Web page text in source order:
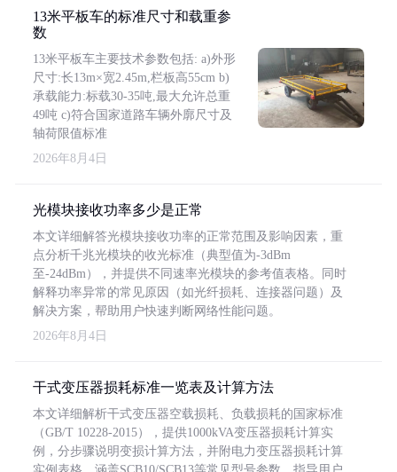
13米平板车的标准尺寸和载重参
数
13米平板车主要技术参数包括: a)外形
尺寸:长13m×宽2.45m,栏板高55cm b)
承载能力:标载30-35吨,最大允许总重
49吨 c)符合国家道路车辆外廓尺寸及
轴荷限值标准
2026年8月4日
光模块接收功率多少是正常
本文详细解答光模块接收功率的正常范围及影响因素，重
点分析千兆光模块的收光标准（典型值为-3dBm
至-24dBm），并提供不同速率光模块的参考值表格。同时
解释功率异常的常见原因（如光纤损耗、连接器问题）及
解决方案，帮助用户快速判断网络性能问题。
2026年8月4日
干式变压器损耗标准一览表及计算方法
本文详细解析干式变压器空载损耗、负载损耗的国家标准
（GB/T 10228-2015），提供1000kVA变压器损耗计算实
例，分步骤说明变损计算方法，并附电力变压器损耗计算